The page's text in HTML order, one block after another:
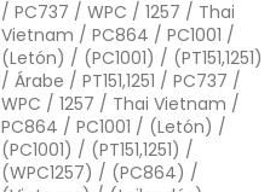
/ PC737 / WPC / 1257 / Thai
Vietnam / PC864 / PC1001 /
(Letón) / (PC1001) / (PT151,1251)
/ Árabe / PT151,1251 / PC737 /
WPC / 1257 / Thai Vietnam /
PC864 / PC1001 / (Letón) /
(PC1001) / (PT151,1251) /
(WPC1257) / (PC864) /